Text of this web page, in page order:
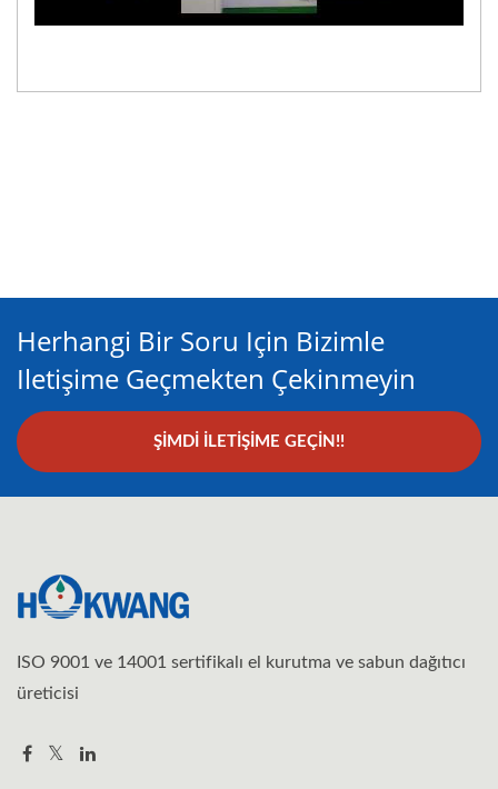
Herhangi Bir Soru Için Bizimle
Iletişime Geçmekten Çekinmeyin
ŞIMDI İLETIŞIME GEÇIN!!
ISO 9001 ve 14001 sertifikalı el kurutma ve sabun dağıtıcı
üreticisi